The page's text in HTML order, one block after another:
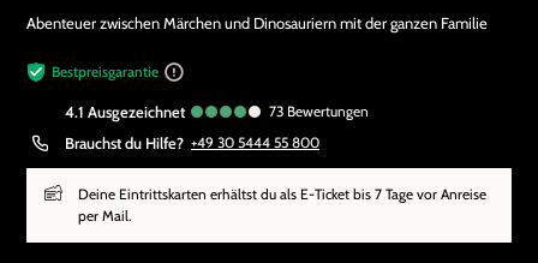
Abenteuer zwischen Märchen und Dinosauriern mit der ganzen Familie
Bestpreisgarantie
4.1 ausgezeichnet 73 Bewertungen
Brauchst du Hilfe? +49 30 5444 55 800
Deine Eintrittskarten erhältst du als E-Ticket bis 7 Tage vor Anreise
per Mail.